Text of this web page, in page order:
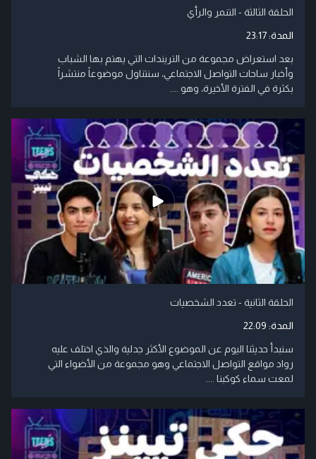
الحلقة الثالثة - التنمر والرأي
المدة:23:17
بعد استعراض مجموعة من التريندات التي يهتم بها الشباب
وأخبار ساحات التواصل الاجتماعي، سنتناول موضوعاً منتشراً
بكثرة في الفترة الأخيرة، وهو ....
الحلقة الثانية - تعدد الشخصيات
المدة: 22:09
سنبدأ حديثنا اليوم عن الموضوع الأكثر جدلية والذي اختلف عليه
رواد مواقع التواصل الاجتماعي وهو مجموعة من الأضواء التي
لمعت سماء كوكبنا ....